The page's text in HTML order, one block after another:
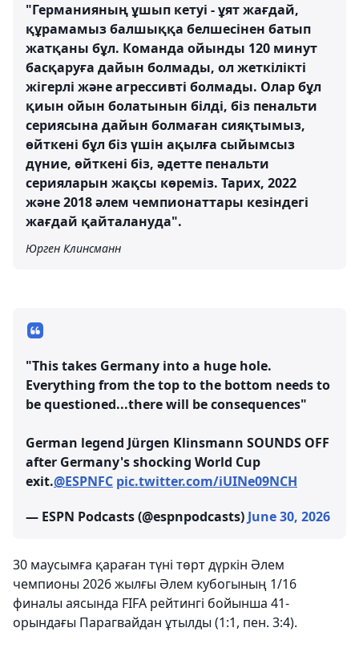
"Германияның ұшып кетуі - ұят жағдай,
құрамамыз балшыққа белшесінен батып
жатқаны бұл. Команда ойынды 120 минут
басқаруға дайын болмады, ол жеткілікті
жігерлі және агрессивті болмады. Олар бұл
қиын ойын болатынын білді, біз пенальти
сериясына дайын болмаған сияқтымыз,
өйткені бұл біз үшін ақылға сыйымсыз
дүние, өйткені біз, әдетте пенальти
серияларын жақсы көреміз. Тарих, 2022
және 2018 әлем чемпионаттары кезіндегі
жағдай қайталануда".
Юрген Клинсманн
"This takes Germany into a huge hole.
Everything from the top to the bottom needs to
be questioned...there will be consequences"
German legend Jürgen Klinsmann SOUNDS OFF
after Germany's shocking World Cup
exit.@ESPNFC pic.twitter.com/iUINe09NCH
— ESPN Podcasts (@espnpodcasts)June 30, 2026
30 маусымға қараған түні төрт дүркін Әлем
чемпионы 2026 жылғы Әлем кубогының 1/16
финалы аясында FIFA рейтингі бойынша 41-
орындағы Парагвайдан ұтылды (1:1, пен. 3:4).